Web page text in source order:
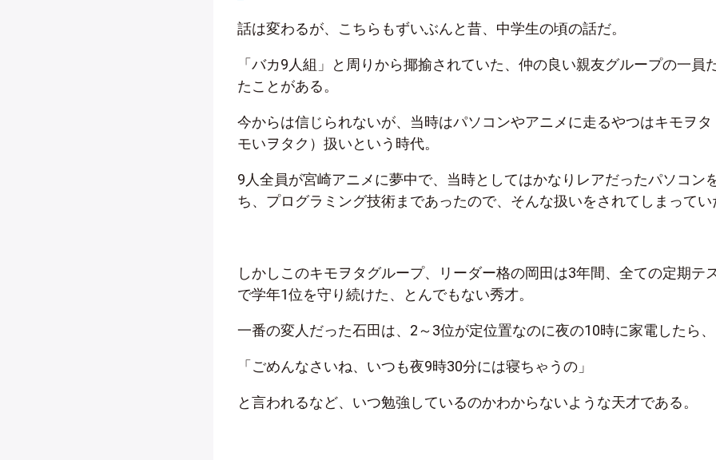
話は変わるが、こちらもずいぶんと昔、中学生の頃の話だ。
「バカ9人組」と周りから揶揄されていた、仲の良い親友グループの一員
たことがある。
今からは信じられないが、当時はパソコンやアニメに走るやつはキモヲタ
モいヲタク）扱いという時代。
9人全員が宮崎アニメに夢中で、当時としてはかなりレアだったパソコン
ち、プログラミング技術まであったので、そんな扱いをされてしまってい
しかしこのキモヲタグループ、リーダー格の岡田は3年間、全ての定期テ
で学年1位を守り続けた、とんでもない秀才。
一番の変人だった石田は、2～3位が定位置なのに夜の10時に家電したら、
「ごめんなさいね、いつも夜9時30分には寝ちゃうの」
と言われるなど、いつ勉強しているのかわからないような天才である。